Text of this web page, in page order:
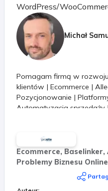
WordPress/
ERP oraz rozwój
pomóc Ci rozwinąć
ekspertami!. Skupimy
realnych problemów,
Michał
Pomagam firmą w
klientów | Ecommerce |
Pozycjonowanie |
Automatyzacja sprzedaży
Ecommerce,
Problemy Biznesu Online